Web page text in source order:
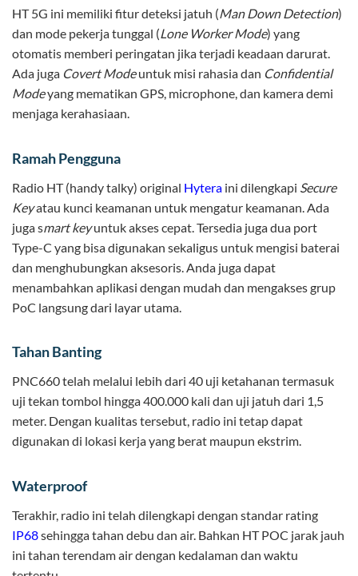
HT 5G ini memiliki fitur deteksi jatuh (Man Down Detection)
dan mode pekerja tunggal (Lone Worker Mode) yang
otomatis memberi peringatan jika terjadi keadaan darurat.
Ada juga Covert Modeuntuk misi rahasia dan Confidential
Modeyang mematikan GPS, microphone, dan kamera demi
menjaga kerahasiaan.
Ramah Pengguna
Radio HT (handy talky) original Hytera ini dilengkapi Secure
Keyatau kunci keamanan untuk mengatur keamanan. Ada
juga smart keyuntuk akses cepat. Tersedia juga dua port
Type-C yang bisa digunakan sekaligus untuk mengisi baterai
dan menghubungkan aksesoris. Anda juga dapat
menambahkan aplikasi dengan mudah dan mengakses grup
PoC langsung dari layar utama.
Tahan Banting
PNC660 telah melalui lebih dari 40 uji ketahanan termasuk
uji tekan tombol hingga 400.000 kali dan uji jatuh dari 1,5
meter. Dengan kualitas tersebut, radio ini tetap dapat
digunakan di lokasi kerja yang berat maupun ekstrim.
Waterproof
Terakhir, radio ini telah dilengkapi dengan standar rating
IP68sehingga tahan debu dan air. Bahkan HT POC jarak jauh
ini tahan terendam air dengan kedalaman dan waktu